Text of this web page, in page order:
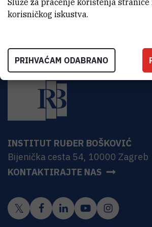
INSTITUT RUĐER BOŠKOVIĆ
Bijenička cesta 54, 10000 Zagreb
KONTAKTIRAJTE NAS
Služe za praćenje korištenja
korisničkog iskustva.
PRIHVAĆAM ODABRANO